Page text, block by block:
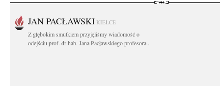
JAN PACŁAWSKI KIELCE
Z głębokim smutkiem przyjęliśmy wiadomość o
odejściu prof. dr hab. Jana Pacławskiego profesora...